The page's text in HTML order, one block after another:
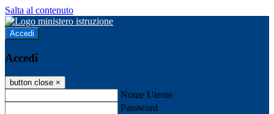
Salta al contenuto
Accedi
Accedi
button close ×
Nome Utente
Password